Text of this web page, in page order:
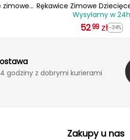
zimowe
czarne
Rękawice Zimowe
Pro Kids różowe
Wysyłamy w 24h
5299 zł -34%
godziny z dobrymi kurierami
Zakupy u nas